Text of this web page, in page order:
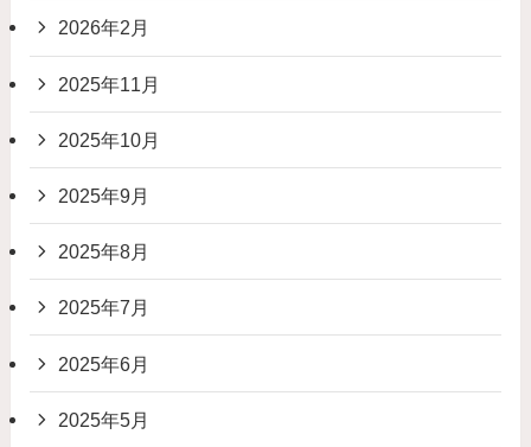
2026年2月
2025年11月
2025年10月
2025年9月
2025年8月
2025年7月
2025年6月
2025年5月